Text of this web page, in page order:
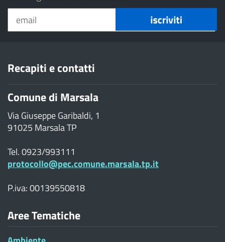
Recapiti e contatti
Comune di Marsala
Via Giuseppe Garibaldi, 1
91025 Marsala TP
Tel. 0923/993111
protocollo@pec.comune.marsala.tp.it
P.iva: 00139550818
Aree Tematiche